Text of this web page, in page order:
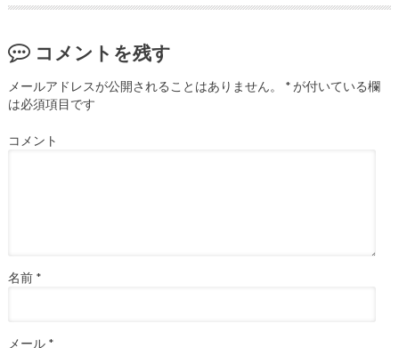
コメントを残す
メールアドレスが公開されることはありません。 *が付いている欄
は必須項目です
コメント
名前 *
メール *